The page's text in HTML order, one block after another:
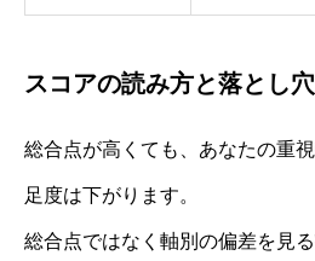
スコアの読み方と落とし穴
総合点が高くても、あなたの重
足度は下がります。
総合点ではなく軸別の偏差を見